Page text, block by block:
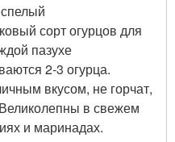
сорт огурцов для
пазухе
2-3 огурца.
вкусом, не горчат,
в свежем
и маринадах.